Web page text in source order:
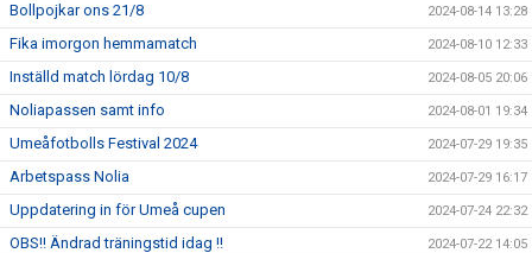
Bollpojkar ons 21/8 2024-08-14 13:28
Fika imorgon hemmamatch 2024-08-10 12:33
Inställd match lördag 10/8 2024-08-05 20:06
Noliapassen samt info 2024-08-01 19:34
Umeåfotbolls Festival 2024 2024-07-29 19:35
Arbetspass Nolia 2024-07-29 16:17
Uppdatering in för Umeå cupen 2024-07-24 22:32
OBS!! Ändrad träningstid idag !! 2024-07-22 14:05